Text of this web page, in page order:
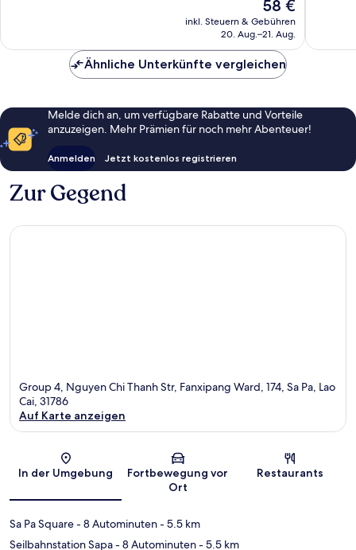
Preis
beträgt
58 €
inkl. Steuern & Gebühren
20. Aug.–21. Aug.
Ähnliche Unterkünfte vergleichen
Melde dich an, um verfügbare Rabatte und Vorteile
anzuzeigen. Mehr Prämien für noch mehr Abenteuer!
Anmelden Jetzt kostenlos registrieren
Zur Gegend
Group 4, Nguyen Chi Thanh Str, Fanxipang Ward, 174, Sa Pa, Lao
Cai, 31786
Auf Karte anzeigen
In der Umgebung
Fortbewegung vor
Ort
Restaurants
Sa Pa Square- 8 Autominuten- 5.5 km
Seilbahnstation Sapa- 8 Autominuten- 5.5 km